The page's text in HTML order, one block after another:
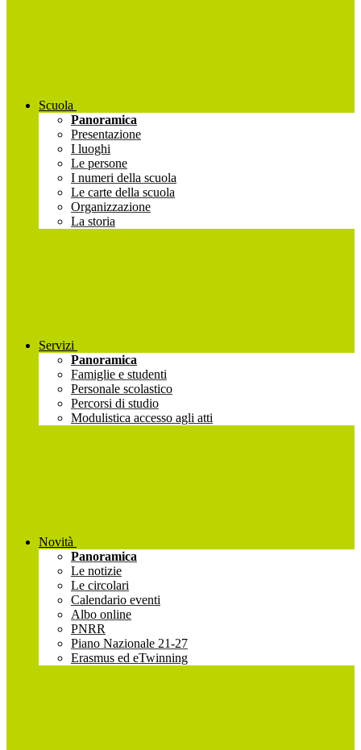
Scuola
Panoramica
Presentazione
I luoghi
Le persone
I numeri della scuola
Le carte della scuola
Organizzazione
La storia
Servizi
Panoramica
Famiglie e studenti
Personale scolastico
Percorsi di studio
Modulistica accesso agli atti
Novità
Panoramica
Le notizie
Le circolari
Calendario eventi
Albo online
PNRR
Piano Nazionale 21-27
Erasmus ed eTwinning